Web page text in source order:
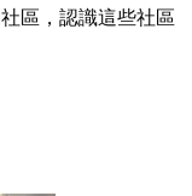
區，認識這些社區